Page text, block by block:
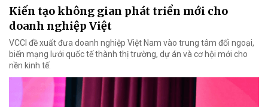
Kiến tạo không gian phát triển mới cho
doanh nghiệp Việt
VCCI đề xuất đưa doanh nghiệp Việt Nam vào trung tâm đối ngoại,
biến mạng lưới quốc tế thành thị trường, dự án và cơ hội mới cho
nền kinh tế.